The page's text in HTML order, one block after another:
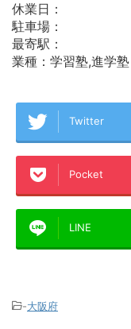
休業日：
駐車場：
最寄駅：
業種：学習塾,進学塾
Twitter
Pocket
LINE
-大阪府